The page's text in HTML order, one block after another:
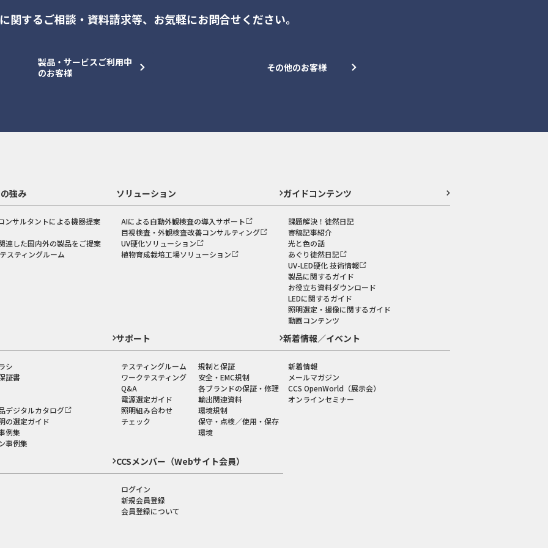
関するご相談・資料請求等、 お気軽にお問合せください。
製品・サービスご利用中
のお客様
その他のお客様
強み
ンサルタントによる機器提案
連した国内外の製品をご提案
スティングルーム
ソリューション
AIによる自動外観検査の導入サポート
目視検査・外観検査改善コンサルティング
UV硬化ソリューション
植物育成栽培工場ソリューション
ガイドコンテンツ
課題解決！徒然日記
寄稿記事紹介
光と色の話
あぐり徒然日記
UV-LED硬化 技術情報
製品に関するガイド
お役立ち資料ダウンロード
LEDに関するガイド
照明選定・撮像に関するガイド
動画コンテンツ
シ
証書
デジタルカタログ
の選定ガイド
例集
事例集
サポート
テスティングルーム
ワークテスティング
Q&A
電源選定ガイド
照明組み合わせ
チェック
規制と保証
安全・EMC規制
各ブランドの保証・修理
輸出関連資料
環境規制
保守・点検／使用・保存
環境
新着情報／イベント
新着情報
メールマガジン
CCS OpenWorld（展示会）
オンラインセミナー
CCSメンバー（Webサイト会員）
ログイン
新規会員登録
会員登録について